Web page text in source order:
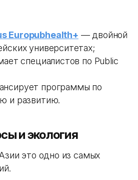
Europubhealth+ — двойной
университетах;
специалистов по Public
программы по
и развитию.
и экология
это одно из самых